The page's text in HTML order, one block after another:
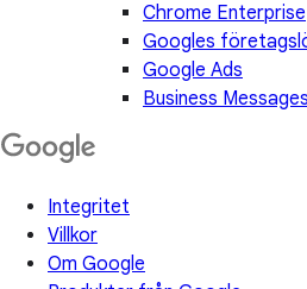
Chrome Enterprise
Googles
Google Ads
Business Messages
Integritet
Villkor
Om Google